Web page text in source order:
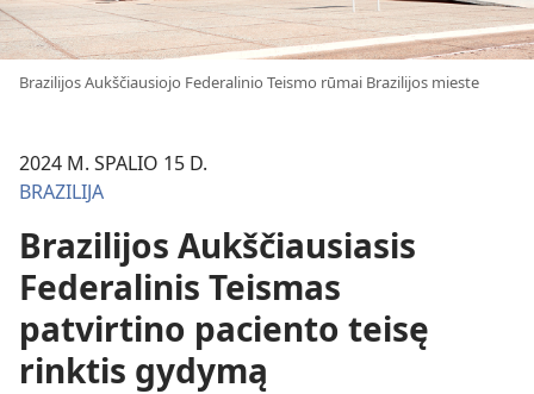
Brazilijos Aukščiausiojo Federalinio Teismo rūmai Brazilijos mieste
2024 M. SPALIO 15 D.
BRAZILIJA
Brazilijos Aukščiausiasis
Federalinis Teismas
patvirtino paciento teisę
rinktis gydymą